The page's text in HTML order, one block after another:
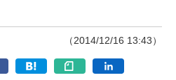
（2014/12/16 13:43）